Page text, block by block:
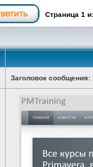
Страница 1
Заголовок сообщения: